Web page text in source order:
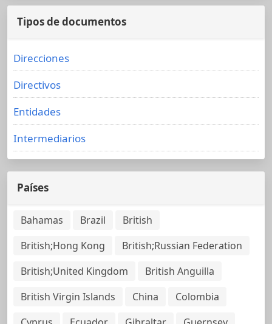
Tipos de documentos
Direcciones
Directivos
Entidades
Intermediarios
Países
Bahamas Brazil
British
British;Hong Kong
British;Russian Federation
British;United Kingdom
British Anguilla
British Virgin Islands
China
Colombia